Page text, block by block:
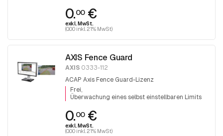
0.00€
exkl. MwSt.
(0.00 inkl. 21% MwSt)
AXIS Fence Guard
AXIS 0333-112
ACAP Axis Fence Guard-Lizenz
Frei
Überwachung eines selbst einstellbaren Limits
0.00€
exkl. MwSt.
(0.00 inkl. 21% MwSt)